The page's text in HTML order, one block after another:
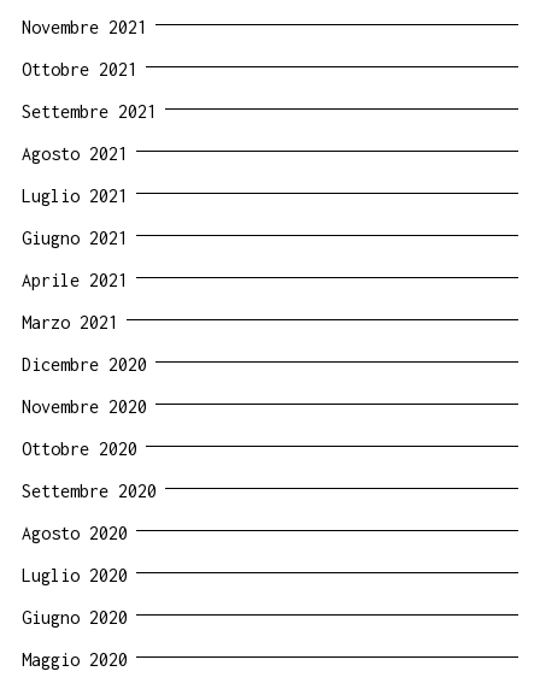
Novembre 2021
Ottobre 2021
Settembre 2021
Agosto 2021
Luglio 2021
Giugno 2021
Aprile 2021
Marzo 2021
Dicembre 2020
Novembre 2020
Ottobre 2020
Settembre 2020
Agosto 2020
Luglio 2020
Giugno 2020
Maggio 2020